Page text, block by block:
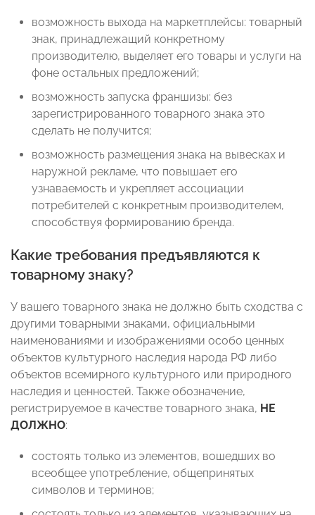
возможность выхода на маркетплейсы: товарный
знак, принадлежащий конкретному
производителю, выделяет его товары и услуги на
фоне остальных предложений;
возможность запуска франшизы: без
зарегистрированного товарного знака это
сделать не получится;
возможность размещения знака на вывесках и
наружной рекламе, что повышает его
узнаваемость и укрепляет ассоциации
потребителей с конкретным производителем,
способствуя формированию бренда.
Какие требования предъявляются к
товарному знаку?
У вашего товарного знака не должно быть сходства с
другими товарными знаками, официальными
наименованиями и изображениями особо ценных
объектов культурного наследия народа РФ либо
объектов всемирного культурного или природного
наследия и ценностей. Также обозначение,
регистрируемое в качестве товарного знака, НЕ
ДОЛЖНО:
состоять только из элементов, вошедших во
всеобщее употребление, общепринятых
символов и терминов;